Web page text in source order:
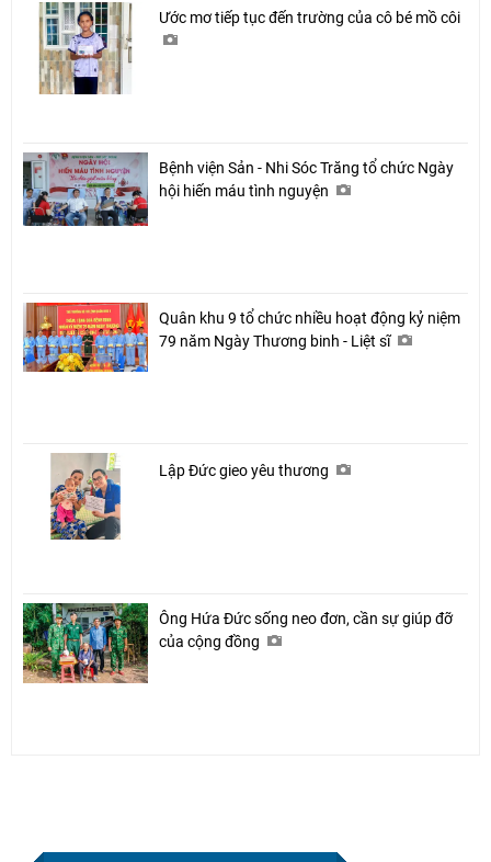
Ước mơ tiếp tục đến trường của cô bé mồ côi
Bệnh viện Sản - Nhi Sóc Trăng tổ chức Ngày
hội hiến máu tình nguyện
Quân khu 9 tổ chức nhiều hoạt động kỷ niệm
79 năm Ngày Thương binh - Liệt sĩ
Lập Đức gieo yêu thương
Ông Hứa Đức sống neo đơn, cần sự giúp đỡ
của cộng đồng